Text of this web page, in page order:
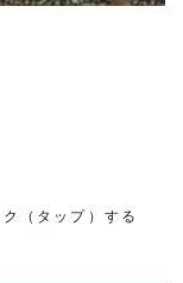
（タップ）する